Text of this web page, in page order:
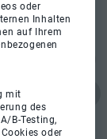
oder
Inhalten
auf Ihrem
mit
des
B-Testing,
oder